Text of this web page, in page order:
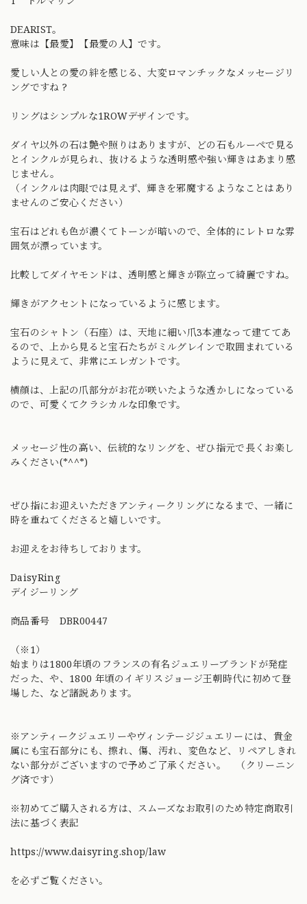
DEARIST。
意味は【最愛】【最愛の人】です。
愛しい人との愛の絆を感じる、大変ロマンチックなメッセージリ
ングですね ?
リングはシンプルな1ROWデザインです。
ダイヤ以外の石は艶や照りはありますが、どの石もルーペで見る
とインクルが見られ、抜けるような透明感や強い輝きはあまり感
じません。
（インクルは肉眼では見えず、輝きを邪魔するようなことはあり
ませんのご安心ください）
宝石はどれも色が濃くてトーンが暗いので、全体的にレトロな雰
囲気が漂っています。
比較してダイヤモンドは、透明感と輝きが際立って綺麗ですね。
輝きがアクセントになっているように感じます。
宝石のシャトン（石座）は、天地に細い爪3本連なって建ててあ
るので、上から見ると宝石たちがミルグレインで取囲まれている
ように見えて、非常にエレガントです。
横顔は、上記の爪部分がお花が咲いたような透かしになっている
ので、可愛くてクラシカルな印象です。
メッセージ性の高い、伝統的なリングを、ぜひ指元で長くお楽し
みください(*^^*)
ぜひ指にお迎えいただきアンティークリングになるまで、一緒に
時を重ねてくださると嬉しいです。
お迎えをお待ちしております。
DaisyRing
デイジーリング
商品番号 DBR00447
（※1）
始まりは1800年頃のフランスの有名ジュエリーブランドが発症
だった、や、1800 年頃のイギリスジョージ王朝時代に初めて登
場した、など諸説あります。
※アンティークジュエリーやヴィンテージジュエリーには、貴金
属にも宝石部分にも、擦れ、傷、汚れ、変色など、リペアしきれ
ない部分がございますので予めご了承ください。 （クリーニン
グ済です）
※初めてご購入される方は、スムーズなお取引のため特定商取引
法に基づく表記
https://www.daisyring.shop/law
を必ずご覧ください。